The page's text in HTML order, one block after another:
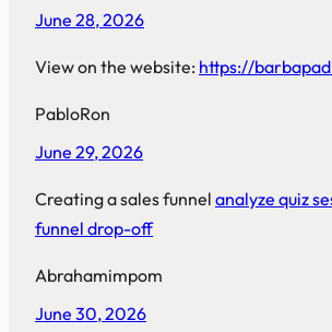
June 28, 2026
View on the website: https://
PabloRon
June 29, 2026
Creating a sales funnel analyze quiz
funnel drop-off
Abrahamimpom
June 30, 2026